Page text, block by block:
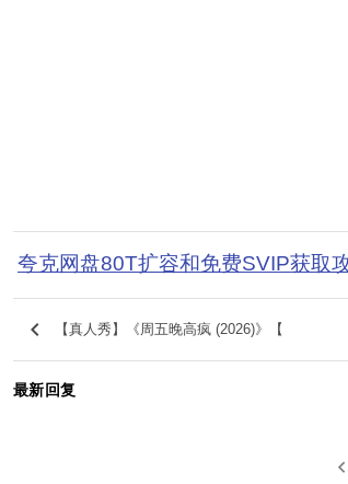
夸克网盘80T扩容和免费SVIP获取
keyboard_arrow_left 【真人秀】《周五晚高疯 (2026)》【
最新回复
keyboard_arrow_left